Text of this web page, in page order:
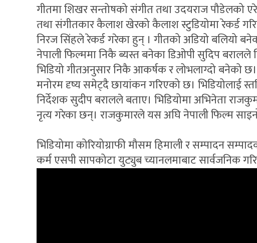
गीतमा शिखर सन्तोषको संगीत तथा उदयराज पौडेलको
तथा संगीतकार कैलाश खेरको कैलाश स्टुडियोमा रेकर्ड
निरज सिंहले रेकर्ड गरेका हुन् । गीतको अडियो बलियो
नेपाली फिल्ममा निकै ब्यस्त बनेका डिओपी सुदिप
भिडियो गीतअनुसार निकै आकर्षक र लोभलाग्दो बनेको
मनोरम दृष्य समेट्दै छायांकन गरिएको छ। भिडियोलाई
निर्देशक सुदीप बरालले बताए। भिडियोमा अभिनेता
नृत्य गरेका छन्। राजकुमारले यस अघि नेपाली फिल्म
भिडियोमा कोरियोग्राफी मौसम हिमाली र सम्पादन
कर्म एसपी सापकोटा युट्युब च्यानलमाबाट सार्वजनिक